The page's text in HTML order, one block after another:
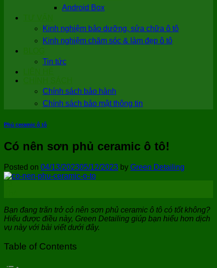
Android Box
Kinh nghiệm bảo dưỡng, sửa chữa ô tô
Kinh nghiệm chăm sóc & làm đẹp ô tô
Tin tức
Chính sách bảo hành
Chính sách bảo mật thông tin
Phủ ceramic ô tô
Có nên sơn phủ ceramic ô tô!
Posted on 04/13/202305/12/2023 by Green Detailing
Bạn đang trăn trở có nên sơn phủ ceramic ô tô có tốt không?
Hiểu được điều này, Green Detailing giúp bạn hiểu hơn dịch
vụ này với bài viết dưới đây.
Table of Contents